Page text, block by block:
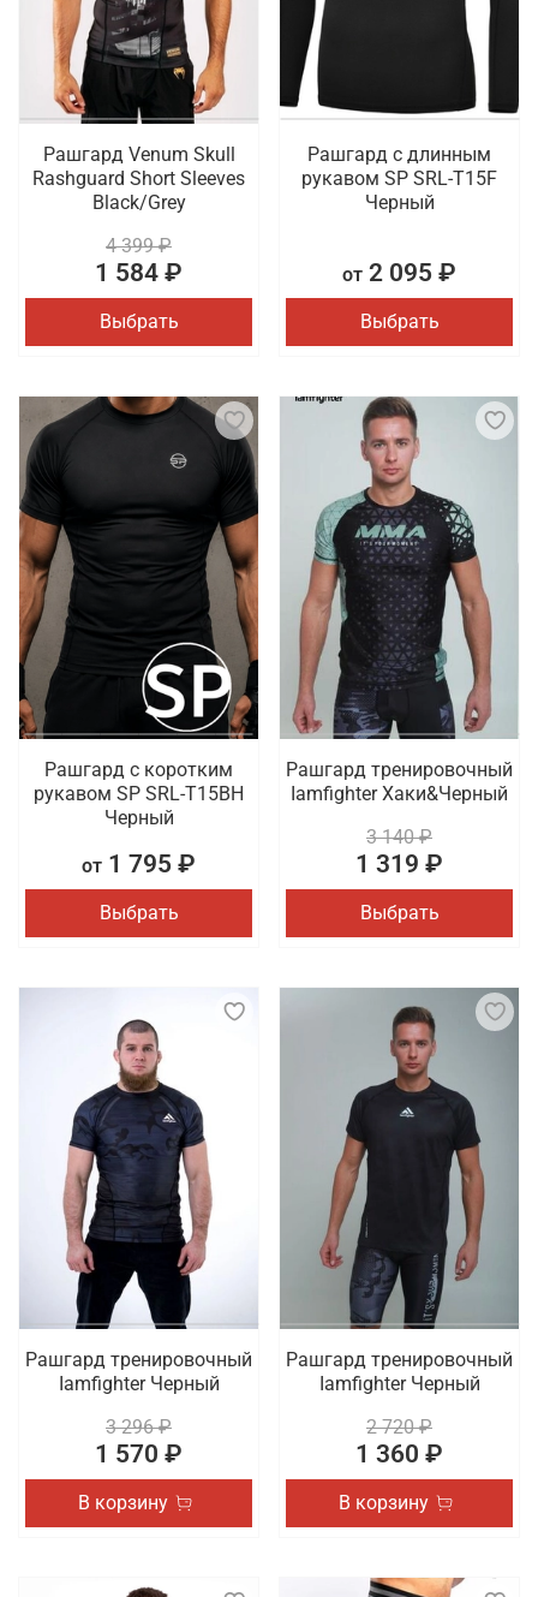
Рашгард Venum Skull
Rashguard Short Sleeves
Black/Grey
4 399 ₽
1 584 ₽
Выбрать
Рашгард с длинным
рукавом SP SRL-T15F
Черный
от 2 095 ₽
Выбрать
Рашгард с коротким
рукавом SP SRL-T15BH
Черный
от 1 795 ₽
Выбрать
Рашгард тренировочный
Iamfighter Хаки&Черный
3 140 ₽
1 319 ₽
Выбрать
Рашгард тренировочный
Iamfighter Черный
3 296 ₽
1 570 ₽
В корзину
Рашгард тренировочный
Iamfighter Черный
2 720 ₽
1 360 ₽
В корзину